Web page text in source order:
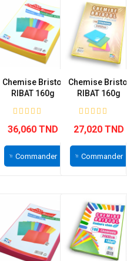
Chemise Bristol
RIBAT 160g
36,060 TND
Commander
Chemise Bristol
RIBAT 160g
27,020 TND
Commander